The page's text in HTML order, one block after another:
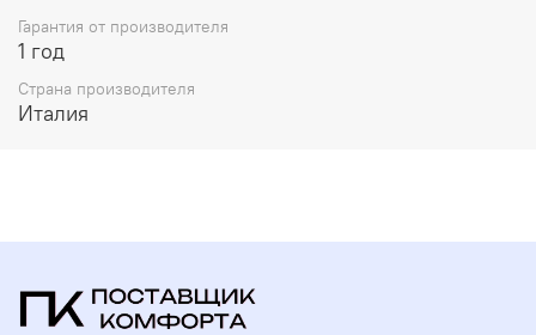
Гарантия от производителя
1 год
Страна производителя
Италия